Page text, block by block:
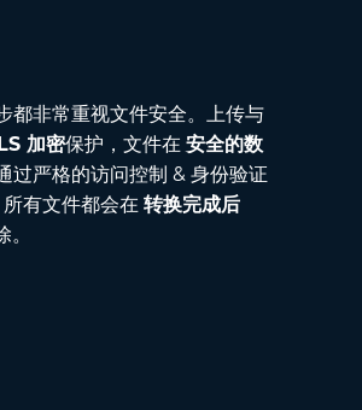
都非常重视文件安全。上传与
加密保护，文件在 安全的数
过严格的访问控制 & 身份验证
有文件都会在 转换完成后